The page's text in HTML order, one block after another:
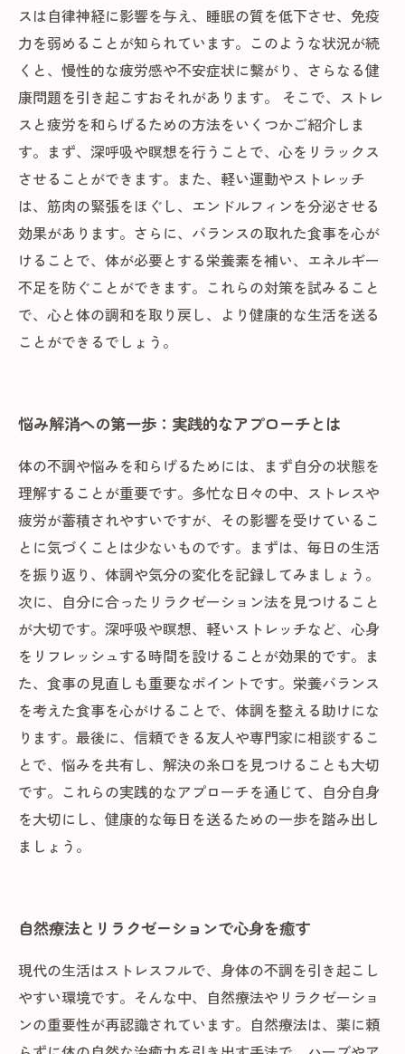
スは自律神経に影響を与え、睡眠の質を低下させ、免疫
力を弱めることが知られています。このような状況が続
くと、慢性的な疲労感や不安症状に繋がり、さらなる健
康問題を引き起こすおそれがあります。 そこで、ストレ
スと疲労を和らげるための方法をいくつかご紹介しま
す。まず、深呼吸や瞑想を行うことで、心をリラックス
させることができます。また、軽い運動やストレッチ
は、筋肉の緊張をほぐし、エンドルフィンを分泌させる
効果があります。さらに、バランスの取れた食事を心が
けることで、体が必要とする栄養素を補い、エネルギー
不足を防ぐことができます。これらの対策を試みること
で、心と体の調和を取り戻し、より健康的な生活を送る
ことができるでしょう。
悩み解消への第一歩：実践的なアプローチとは
体の不調や悩みを和らげるためには、まず自分の状態を
理解することが重要です。多忙な日々の中、ストレスや
疲労が蓄積されやすいですが、その影響を受けているこ
とに気づくことは少ないものです。まずは、毎日の生活
を振り返り、体調や気分の変化を記録してみましょう。
次に、自分に合ったリラクゼーション法を見つけること
が大切です。深呼吸や瞑想、軽いストレッチなど、心身
をリフレッシュする時間を設けることが効果的です。ま
た、食事の見直しも重要なポイントです。栄養バランス
を考えた食事を心がけることで、体調を整える助けにな
ります。最後に、信頼できる友人や専門家に相談するこ
とで、悩みを共有し、解決の糸口を見つけることも大切
です。これらの実践的なアプローチを通じて、自分自身
を大切にし、健康的な毎日を送るための一歩を踏み出し
ましょう。
自然療法とリラクゼーションで心身を癒す
現代の生活はストレスフルで、身体の不調を引き起こし
やすい環境です。そんな中、自然療法やリラクゼーショ
ンの重要性が再認識されています。自然療法は、薬に頼